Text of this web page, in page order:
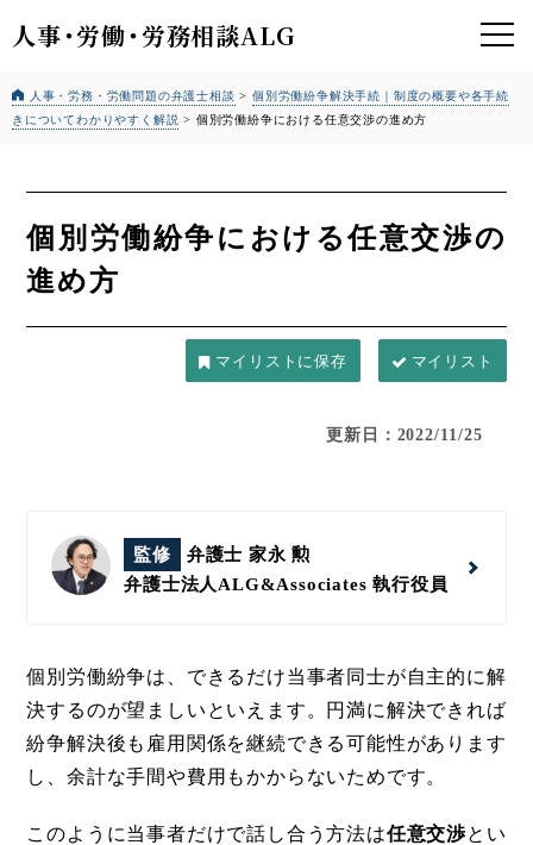
人事・労働・労務相談ALG
人事・労務・労働問題の弁護士相談 >個別労働紛争解決手続｜制度の概要や各手続
きについてわかりやすく解説 > 個別労働紛争における任意交渉の進め方
個別労働紛争における任意交渉の
進め方
マイリスト
更新日：2022/11/25
監修
弁護士 家永 勲
弁護士法人ALG&Associates執行役員
個別労働紛争は、できるだけ当事者同士が自主的に解
決するのが望ましいといえます。円満に解決できれば
紛争解決後も雇用関係を継続できる可能性があります
し、余計な手間や費用もかからないためです。
このように当事者だけで話し合う方法は任意交渉とい